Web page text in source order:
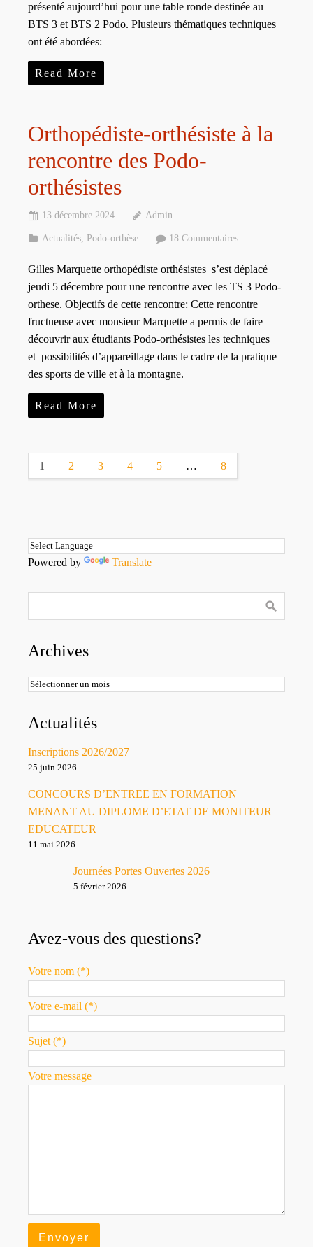
présenté aujourd’hui pour une table ronde destinée au
BTS 3 et BTS 2 Podo. Plusieurs thématiques techniques
ont été abordées:
Read More
Orthopédiste-orthésiste à la
rencontre des Podo-
orthésistes
13 décembre 2024 Admin
Actualités Podo-orthèse 18 Commentaires
Gilles Marquette orthopédiste orthésistes s’est déplacé
jeudi 5 décembre pour une rencontre avec les TS 3 Podo-
orthese. Objectifs de cette rencontre: Cette rencontre
fructueuse avec monsieur Marquette a permis de faire
découvrir aux étudiants Podo-orthésistes les techniques
et possibilités d’appareillage dans le cadre de la pratique
des sports de ville et à la montagne.
Read More
1 2 3 4 5 … 8
Powered by Translate
Archives
Archives
Actualités
Inscriptions 2026/2027
25 juin 2026
CONCOURS D’ENTREE EN FORMATION
MENANT AU DIPLOME D’ETAT DE MONITEUR
EDUCATEUR
11 mai 2026
Journées Portes Ouvertes 2026
5 février 2026
Avez-vous des questions?
Votre nom (*)
Votre e-mail (*)
Sujet (*)
Votre message